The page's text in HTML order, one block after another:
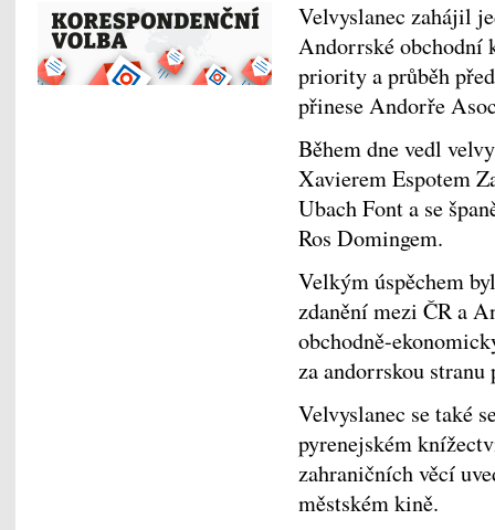
Velvyslanec zahájil
Andorrské obchodní
priority a průběh
přinese Andorře
Během dne vedl
Xavierem Espotem
Ubach Font a se
Ros Domingem.
Velkým úspěchem
zdanění mezi ČR a
obchodně-
za andorrskou
Velvyslanec se také
pyrenejském
zahraničních věcí
městském kině.